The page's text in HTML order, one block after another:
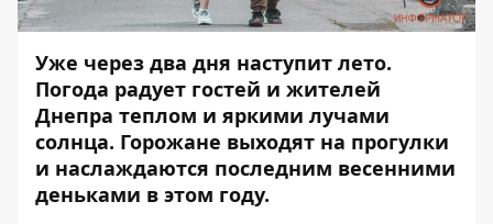
Уже через два дня наступит лето.
Погода радует гостей и жителей
Днепра теплом и яркими лучами
солнца. Горожане выходят на прогулки
и наслаждаются последним весенними
деньками в этом году.